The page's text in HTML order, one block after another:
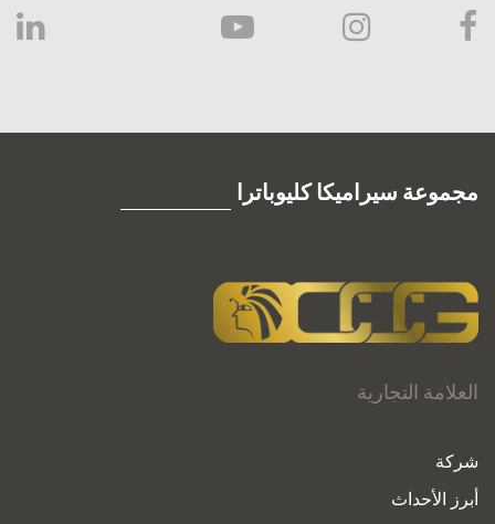
مجموعة سيراميكا كليوباترا
العلامة التجارية
شركة
أبرز الأحداث